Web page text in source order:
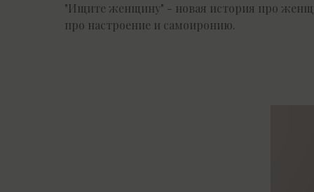
"Ищите женщину" - новая история про
про настроение и самоиронию.